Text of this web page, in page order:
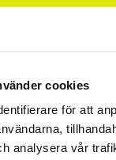
cookies
för att
analysera vår